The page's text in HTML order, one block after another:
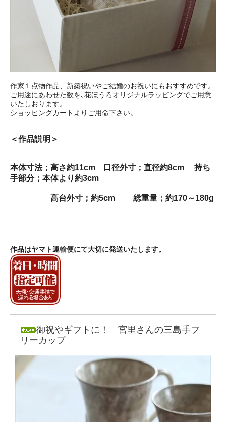
作家１点物作品、新築祝いやご結婚のお祝いにもおすすめです。
ご用途にあわせた数を､花ほうろオリジナルラッピングでご用意
いたしおります。
ショッピングカートよりご用命下さい。
＜作品説明＞
本体寸法；高さ約11cm 口径外寸；直径約8cm 持ち
手部分；本体より約3cm
高台外寸；約5cm 総重量；約170～180g
作品はヤマト運輸便にて大切に発送いたします。
御祝やギフトに！ 宮里さんの三島手フ
リーカップ